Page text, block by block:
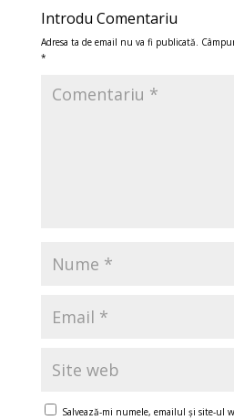
Introdu Comentariu
Adresa ta de email nu va fi publicată.
*
Salvează-mi numele, emailul și site-ul